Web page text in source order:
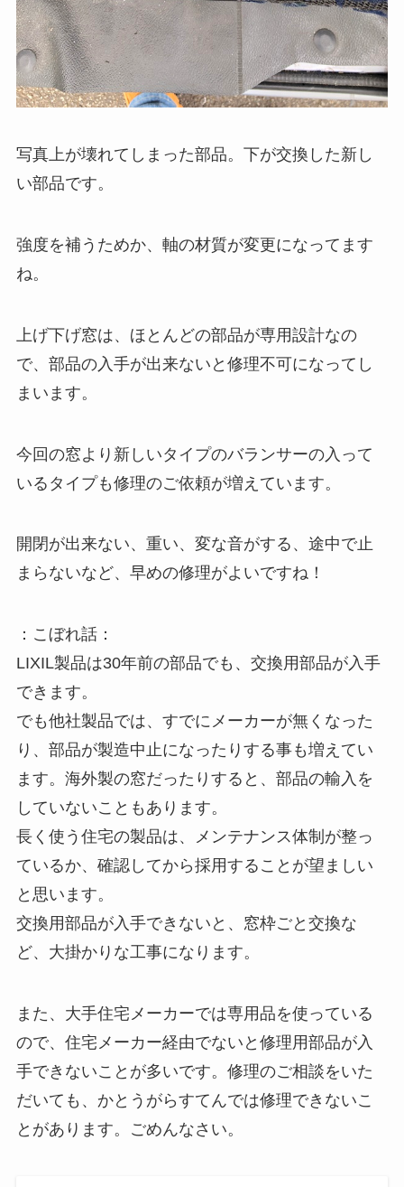
写真上が壊れてしまった部品。下が交換した新し
い部品です。
強度を補うためか、軸の材質が変更になってます
ね。
上げ下げ窓は、ほとんどの部品が専用設計なの
で、部品の入手が出来ないと修理不可になってし
まいます。
今回の窓より新しいタイプのバランサーの入って
いるタイプも修理のご依頼が増えています。
開閉が出来ない、重い、変な音がする、途中で止
まらないなど、早めの修理がよいですね！
：こぼれ話：
LIXIL製品は30年前の部品でも、交換用部品が入手
できます。
でも他社製品では、すでにメーカーが無くなった
り、部品が製造中止になったりする事も増えてい
ます。海外製の窓だったりすると、部品の輸入を
していないこともあります。
長く使う住宅の製品は、メンテナンス体制が整っ
ているか、確認してから採用することが望ましい
と思います。
交換用部品が入手できないと、窓枠ごと交換な
ど、大掛かりな工事になります。
また、大手住宅メーカーでは専用品を使っている
ので、住宅メーカー経由でないと修理用部品が入
手できないことが多いです。修理のご相談をいた
だいても、かとうがらすてんでは修理できないこ
とがあります。ごめんなさい。